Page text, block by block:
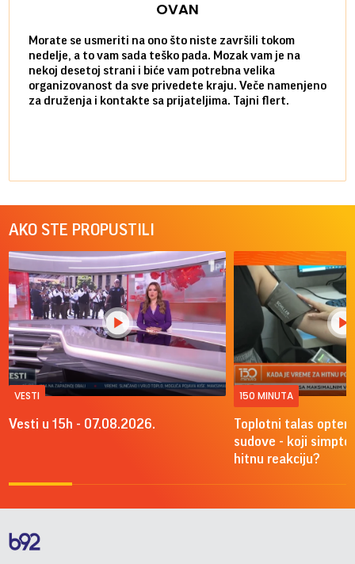
OVAN
Morate se usmeriti na ono što niste završili tokom
nedelje, a to vam sada teško pada. Mozak vam je na
nekoj desetoj strani i biće vam potrebna velika
organizovanost da sve privedete kraju. Veče namenjeno
za druženja i kontakte sa prijateljima. Tajni flert.
AKO STE PROPUSTILI
VESTI
Vesti u 15h - 07.08.2026.
150 MINUTA
Toplotni talas
sudove - koji
hitnu reakciju?